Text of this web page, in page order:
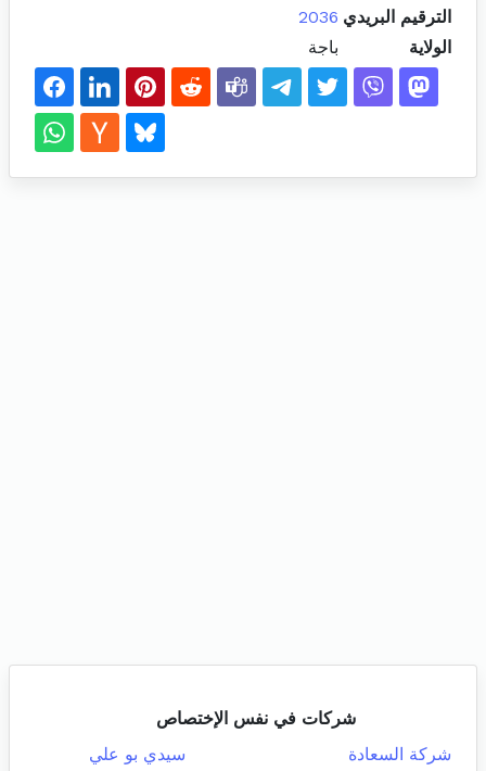
الترقيم البريدي 2036
الولاية
باجة
شركات في نفس الإختصاص
شركة السعادة
سيدي بو علي